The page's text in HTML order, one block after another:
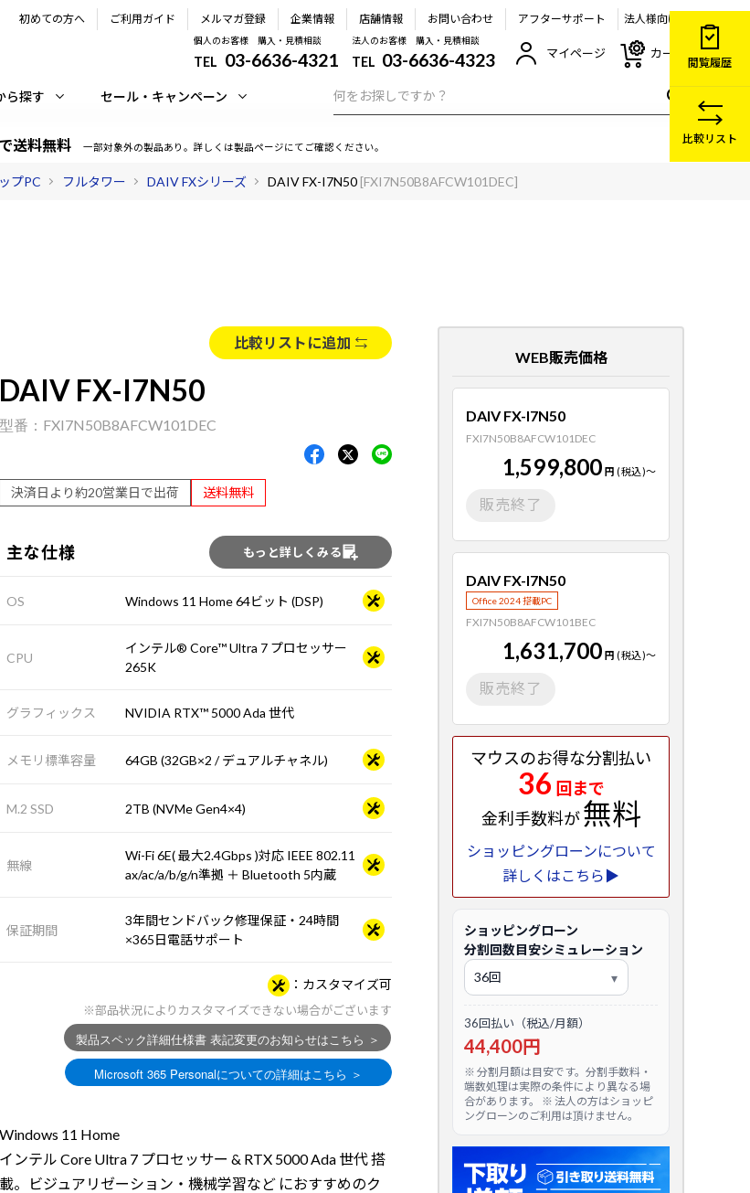
初めての方へ ご利用ガイド メルマガ登録 企業情報 店舗情報 お問い合わせ アフターサポート 法人様向け
個人のお客様 購入・見積相談
TEL 03-6636-4321
法人のお客様 購入・見積相談
TEL 03-6636-4323 マイページ カート
ら探す セール・キャンペーン
送料無料 一部対象外の製品あり。詳しくは製品ページにてご確認ください。
プPC フルタワー DAIV FXシリーズ DAIV FX-I7N50 [FXI7N50B8AFCW101DEC]
比較リストに追加
DAIV FX-I7N50
FXI7N50B8AFCW101DEC
決済日より約20営業日で出荷 送料無料
主な仕様 もっと詳しくみる
OS Windows 11 Home 64ビット (DSP)
CPU
インテル® Core™ Ultra 7 プロセッサー
265K
グラフィックス NVIDIA RTX™ 5000 Ada 世代
メモリ標準容量 64GB (32GB×2 / デュアルチャネル)
M.2 SSD 2TB (NVMe Gen4×4)
無線
Wi-Fi 6E( 最大2.4Gbps )対応 IEEE 802.11
ax/ac/a/b/g/n準拠 ＋ Bluetooth 5内蔵
保証期間
3年間センドバック修理保証・24時間
×365日電話サポート
カスタマイズ可
※部品状況によりカスタマイズできない場合がございます
Windows 11 Home
インテル Core Ultra 7 プロセッサー & RTX 5000 Ada 世代 搭
載。ビジュアリゼーション・機械学習など におすすめのク
WEB販売価格
DAIV FX-I7N50
FXI7N50B8AFCW101DEC
1,599,800 円 (税込)～
販売終了
DAIV FX-I7N50
Office 2024 搭載PC
FXI7N50B8AFCW101BEC
1,631,700 円 (税込)～
販売終了
マウスのお得な分割払い
36 回まで
金利手数料が無料
ショッピングローンについて
詳しくはこちら▶
ショッピングローン
分割回数目安シミュレーション
36回払い（税込/月額）
44,400円
※ 分割月額は目安です。分割手数料・
端数処理は実際の条件により異なる場
合があります。 ※ 法人の方はショッピ
ングローンのご利用は頂けません。
閲覧履歴
比較リスト